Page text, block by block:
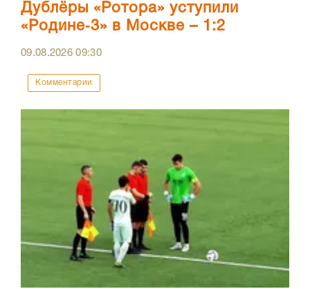
Дублёры «Ротора» уступили
«Родине‑3» в Москве – 1:2
09.08.202609:30
Комментарии